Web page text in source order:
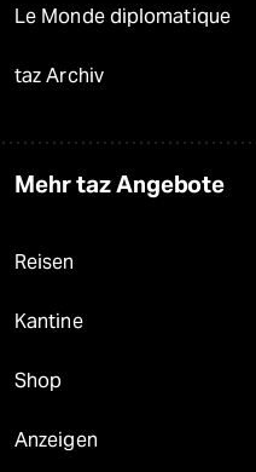
Le Monde diplomatique
taz Archiv
Mehr taz Angebote
Reisen
Kantine
Shop
Anzeigen